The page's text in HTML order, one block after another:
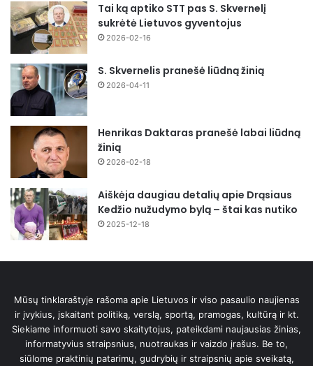
Tai ką aptiko STT pas S. Skvernelį
sukrėtė Lietuvos gyventojus
2026-02-16
S. Skvernelis pranešė liūdną žinią
2026-04-11
Henrikas Daktaras pranešė labai liūdną
žinią
2026-02-18
Aiškėja daugiau detalių apie Drąsiaus
Kedžio nužudymo bylą – štai kas nutiko
2025-12-18
Mūsų tinklaraštyje rašoma apie Lietuvos ir viso pasaulio naujienas
ir įvykius, įskaitant politiką, verslą, sportą, pramogas, kultūrą ir kt.
Siekiame informuoti savo skaitytojus, pateikdami naujausias žinias,
informatyvius straipsnius, nuotraukas ir vaizdo įrašus. Be to,
siūlome praktinių patarimų, gudrybių ir straipsnių apie sveikatą,